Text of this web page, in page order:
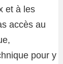
et à les
accès au
pour y